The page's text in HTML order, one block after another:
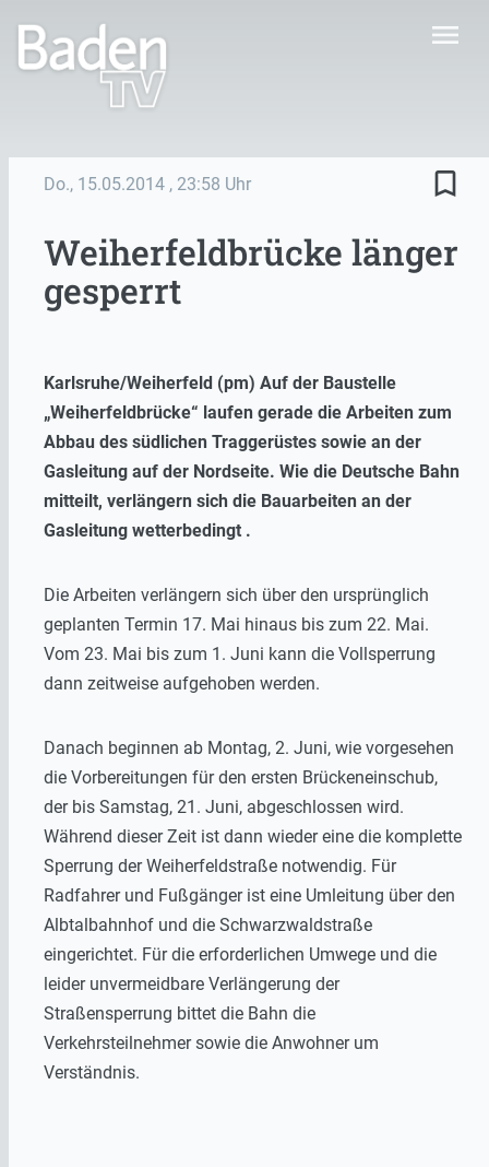
menu
Do., 15.05.2014 , 23:58 Uhr bookmark_border
Weiherfeldbrücke länger
gesperrt
Karlsruhe/Weiherfeld (pm) Auf der Baustelle
„Weiherfeldbrücke“ laufen gerade die Arbeiten zum
Abbau des südlichen Traggerüstes sowie an der
Gasleitung auf der Nordseite. Wie die Deutsche Bahn
mitteilt, verlängern sich die Bauarbeiten an der
Gasleitung wetterbedingt .
Die Arbeiten verlängern sich über den ursprünglich
geplanten Termin 17. Mai hinaus bis zum 22. Mai.
Vom 23. Mai bis zum 1. Juni kann die Vollsperrung
dann zeitweise aufgehoben werden.
Danach beginnen ab Montag, 2. Juni, wie vorgesehen
die Vorbereitungen für den ersten Brückeneinschub,
der bis Samstag, 21. Juni, abgeschlossen wird.
Während dieser Zeit ist dann wieder eine die komplette
Sperrung der Weiherfeldstraße notwendig. Für
Radfahrer und Fußgänger ist eine Umleitung über den
Albtalbahnhof und die Schwarzwaldstraße
eingerichtet. Für die erforderlichen Umwege und die
leider unvermeidbare Verlängerung der
Straßensperrung bittet die Bahn die
Verkehrsteilnehmer sowie die Anwohner um
Verständnis.